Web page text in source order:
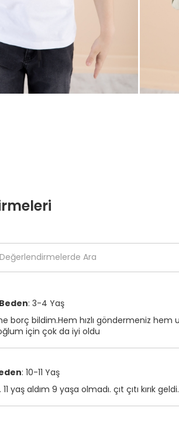
Beden: 3-4 Yaş
borç bildim.Hem hızlı göndermeniz
için çok da iyi oldu
: 10-11 Yaş
yaş aldım 9 yaşa olmadı. çıt çıtı